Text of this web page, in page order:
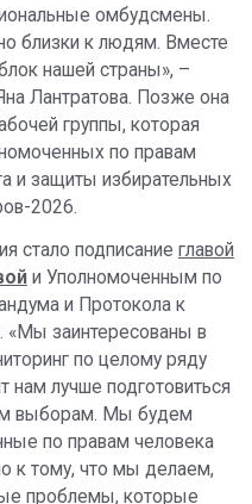
омбудсмены.
близки к людям. Вместе
нашей страны», –
Лантратова. Позже она
группы, которая
по правам
и защиты избирательных
2026.
стало подписание главой
и Уполномоченным по
и Протокола к
«Мы заинтересованы в
по целому ряду
нам лучше подготовиться
выборам. Мы будем
по правам человека
к тому, что мы делаем,
проблемы, которые